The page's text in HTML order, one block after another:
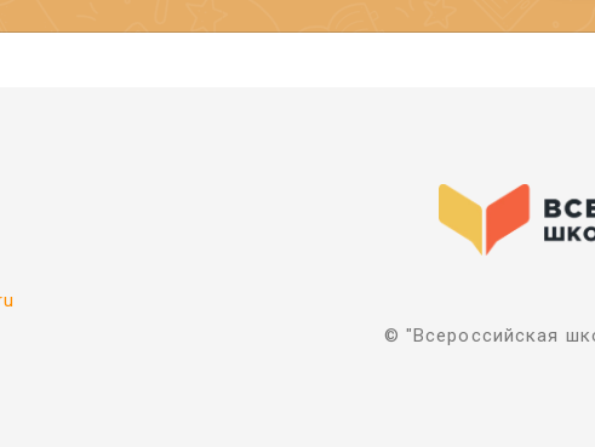
© "Всероссийская